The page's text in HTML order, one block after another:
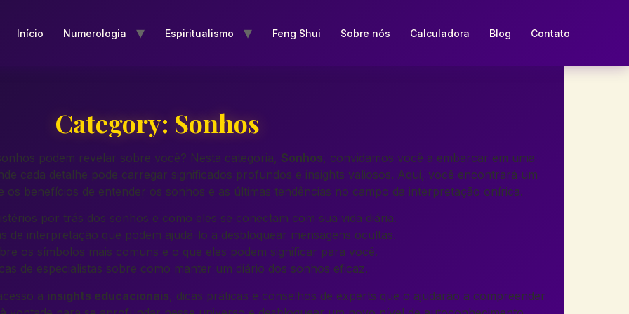
Início Numerologia Espiritualismo Feng Shui Sobre nós Calculadora Blog Contato
Category: Sonhos
podem revelar sobre você? Nesta categoria, Sonhos, convidamos você a embarcar em uma
cada detalhe pode carregar significados profundos e insights valiosos. Aqui, você encontrará um
os benefícios de entender os sonhos e as últimas tendências no campo da interpretação onírica.
por trás dos sonhos e como eles se conectam com sua vida diária.
de interpretação que podem ajudá-lo a desbloquear mensagens ocultas.
os símbolos mais comuns e o que eles podem significar para você.
de especialistas sobre como manter um diário dos sonhos eficaz.
a insights educacionais, dicas práticas e conselhos de experts que o ajudarão a compreender